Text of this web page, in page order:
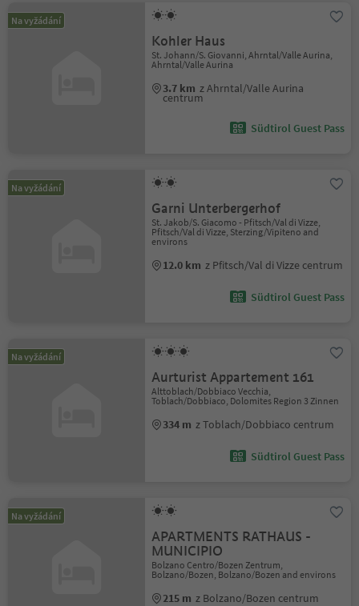
Na vyžádání
Kohler Haus
St. Johann/S. Giovanni, Ahrntal/Valle Aurina,
Ahrntal/Valle Aurina
3.7 km z Ahrntal/Valle Aurina
centrum
Südtirol Guest Pass
Na vyžádání
Garni Unterbergerhof
St. Jakob/S. Giacomo - Pfitsch/Val di Vizze,
Pfitsch/Val di Vizze, Sterzing/Vipiteno and
environs
12.0 km z Pfitsch/Val di Vizze centrum
Südtirol Guest Pass
Na vyžádání
Aurturist Appartement 161
Alttoblach/Dobbiaco Vecchia,
Toblach/Dobbiaco, Dolomites Region 3 Zinnen
334 m z Toblach/Dobbiaco centrum
Südtirol Guest Pass
Na vyžádání
APARTMENTS RATHAUS -
MUNICIPIO
Bolzano Centro/Bozen Zentrum,
Bolzano/Bozen, Bolzano/Bozen and environs
215 m z Bolzano/Bozen centrum